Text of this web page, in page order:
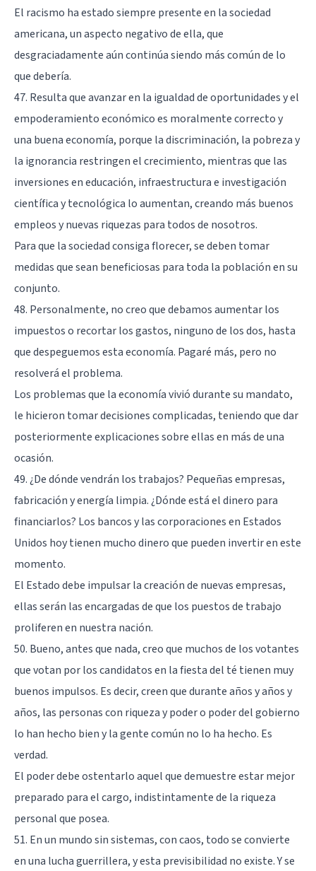
El racismo ha estado siempre presente en la sociedad
americana, un aspecto negativo de ella, que
desgraciadamente aún continúa siendo más común de lo
que debería.
47. Resulta que avanzar en la igualdad de oportunidades y el
empoderamiento económico es moralmente correcto y
una buena economía, porque la discriminación, la pobreza y
la ignorancia restringen el crecimiento, mientras que las
inversiones en educación, infraestructura e investigación
científica y tecnológica lo aumentan, creando más buenos
empleos y nuevas riquezas para todos de nosotros.
Para que la sociedad consiga florecer, se deben tomar
medidas que sean beneficiosas para toda la población en su
conjunto.
48. Personalmente, no creo que debamos aumentar los
impuestos o recortar los gastos, ninguno de los dos, hasta
que despeguemos esta economía. Pagaré más, pero no
resolverá el problema.
Los problemas que la economía vivió durante su mandato,
le hicieron tomar decisiones complicadas, teniendo que dar
posteriormente explicaciones sobre ellas en más de una
ocasión.
49. ¿De dónde vendrán los trabajos? Pequeñas empresas,
fabricación y energía limpia. ¿Dónde está el dinero para
financiarlos? Los bancos y las corporaciones en Estados
Unidos hoy tienen mucho dinero que pueden invertir en este
momento.
El Estado debe impulsar la creación de nuevas empresas,
ellas serán las encargadas de que los puestos de trabajo
proliferen en nuestra nación.
50. Bueno, antes que nada, creo que muchos de los votantes
que votan por los candidatos en la fiesta del té tienen muy
buenos impulsos. Es decir, creen que durante años y años y
años, las personas con riqueza y poder o poder del gobierno
lo han hecho bien y la gente común no lo ha hecho. Es
verdad.
El poder debe ostentarlo aquel que demuestre estar mejor
preparado para el cargo, indistintamente de la riqueza
personal que posea.
51. En un mundo sin sistemas, con caos, todo se convierte
en una lucha guerrillera, y esta previsibilidad no existe. Y se